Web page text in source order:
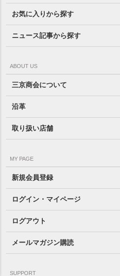
お気に入りから探す
ニュース記事から探す
ABOUT US
三京商会について
沿革
取り扱い店舗
MY PAGE
新規会員登録
ログイン・マイページ
ログアウト
メールマガジン購読
SUPPORT